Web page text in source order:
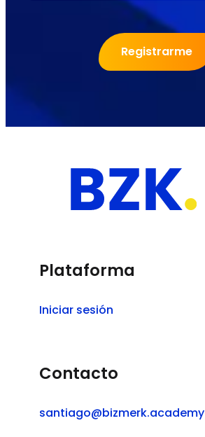
Registrarme
Plataforma
Iniciar sesión
Contacto
santiago@bizmerk.academy